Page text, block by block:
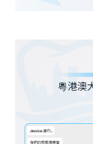
粵港澳